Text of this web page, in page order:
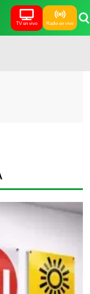
TV en vivo Radio en vivo